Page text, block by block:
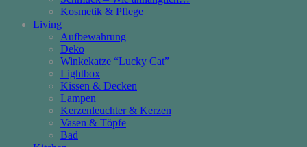
Kosmetik & Pflege
Living
Aufbewahrung
Deko
Winkekatze “Lucky Cat”
Lightbox
Kissen & Decken
Lampen
Kerzenleuchter & Kerzen
Vasen & Töpfe
Bad